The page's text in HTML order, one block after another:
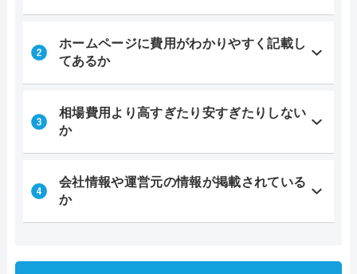
ホームページに費用がわかりやすく記載し
てあるか
相場費用より高すぎたり安すぎたりしない
か
会社情報や運営元の情報が掲載されている
か